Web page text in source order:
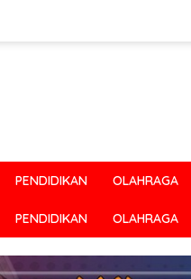
PENDIDIKAN OLAHRAGA
PENDIDIKAN OLAHRAGA